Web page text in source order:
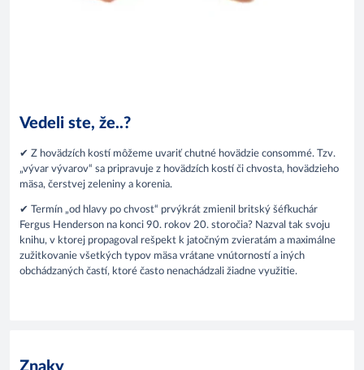
Vedeli ste, že..?
✔ Z hovädzích kostí môžeme uvariť chutné hovädzie consommé. Tzv.
„vývar vývarov“ sa pripravuje z hovädzích kostí či chvosta, hovädzieho
mäsa, čerstvej zeleniny a korenia.
✔ Termín „od hlavy po chvost“ prvýkrát zmienil britský šéfkuchár
Fergus Henderson na konci 90. rokov 20. storočia? Nazval tak svoju
knihu, v ktorej propagoval rešpekt k jatočným zvieratám a maximálne
zužitkovanie všetkých typov mäsa vrátane vnútorností a iných
obchádzaných častí, ktoré často nenachádzali žiadne využitie.
Znaky